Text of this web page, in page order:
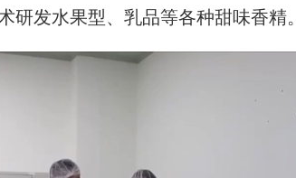
研发水果型、乳品等各种甜味香精。